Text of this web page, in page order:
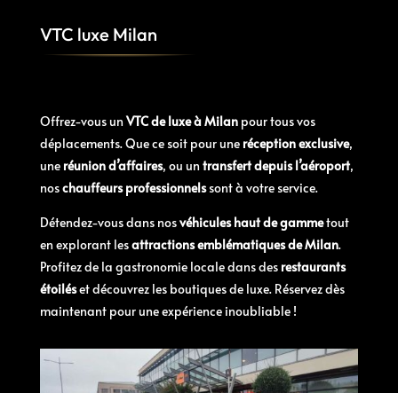
VTC luxe Milan
Offrez-vous unVTC de luxe à Milanpour tous vos
déplacements. Que ce soit pour une réception exclusive,
une réunion d’affaires, ou untransfert depuis l’aéroport,
noschauffeurs professionnelssont à votre service.
Détendez-vous dans nosvéhicules haut de gammetout
en explorant lesattractions emblématiques de Milan.
Profitez de la gastronomie locale dans des restaurants
étoiléset découvrez les boutiques de luxe. Réservez dès
maintenant pour une expérience inoubliable !